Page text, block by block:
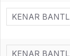
KENAR
KENAR